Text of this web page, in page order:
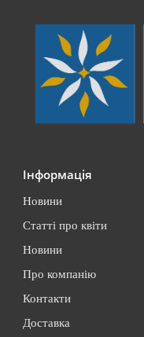
Інформація
Новини
Статті про квіти
Новини
Про компанію
Контакти
Доставка